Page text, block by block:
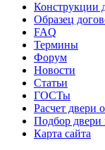
К-36 С
Конструкции
Образец
FAQ
Термины
Форум
Новости
Статьи
ГОСТы
Расчет двери
Подбор двери
Карта сайта